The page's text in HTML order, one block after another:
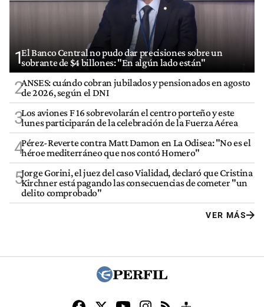
1El Banco Central no pudo dar precisiones sobre un
sobrante de $4 billones: "En algún lado están"
2ANSES: cuándo cobran jubilados y pensionados en agosto
de 2026, según el DNI
3Los aviones F 16 sobrevolarán el centro porteño y este
lunes participarán de la celebración de la Fuerza Aérea
4Pérez-Reverte contra Matt Damon en La Odisea: "No es el
héroe mediterráneo que nos contó Homero"
5Jorge Gorini, el juez del caso Vialidad, declaró que Cristina
Kirchner está pagando las consecuencias de cometer "un
delito comprobado"
VER MÁS